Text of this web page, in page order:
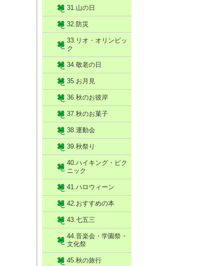
31.山の日
32.防災
33.リオ・オリンピッ
ク
34.敬老の日
35.お月見
36.秋のお彼岸
37.秋のお菓子
38.運動会
39.秋祭り
40.ハイキング・ピク
ニック
41.ハロウィーン
42.おすすめの本
43.七五三
44.音楽会・学園祭・
文化祭
45.秋の旅行